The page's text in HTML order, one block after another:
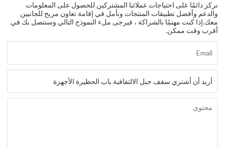
نركز دائمًا على احتياجات عملائنا المشتركين للحصول على المعلومات
والدعم وأفضل تطبيقات المنتجات ونأمل في إقامة تعاون مربح للجانبين
معك.إذا كنت مهتمًا بالشراكة ، فيرجى ملء النموذج التالي وسنتصل بك في
أقرب وقت ممكن.